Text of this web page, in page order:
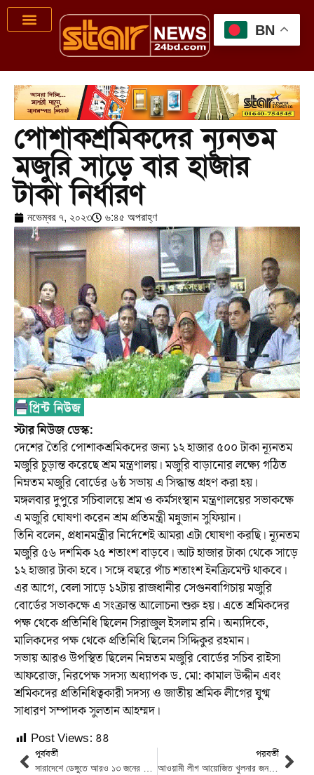
পোশাকশ্রমিকদের ন্যূনতম
মজুরি সাড়ে বার হাজার
টাকা নির্ধারণ
নভেম্বর ৭, ২০২৩ ৬:৪৫ অপরাহ্ণ
স্টার নিউজ ডেস্ক:
দেশের তৈরি পোশাকশ্রমিকদের জন্য ১২ হাজার ৫০০ টাকা ন্যূনতম
মজুরি চূড়ান্ত করেছে শ্রম মন্ত্রণালয়। মজুরি বাড়ানোর লক্ষ্যে গঠিত
নিম্নতম মজুরি বোর্ডের ৬ষ্ঠ সভায় এ সিদ্ধান্ত গ্রহণ করা হয়।
মঙ্গলবার দুপুরে সচিবালয়ে শ্রম ও কর্মসংস্থান মন্ত্রণালয়ের সভাকক্ষে
এ মজুরি ঘোষণা করেন শ্রম প্রতিমন্ত্রী মন্নুজান সুফিয়ান।
তিনি বলেন, প্রধানমন্ত্রীর নির্দেশেই আমরা এটা ঘোষণা করছি। ন্যূনতম
মজুরি ৫৬ দশমিক ২৫ শতাংশ বাড়বে। আট হাজার টাকা থেকে সাড়ে
১২ হাজার টাকা হবে। সঙ্গে বছরে পাঁচ শতাংশ ইনক্রিমেন্ট থাকবে।
এর আগে, বেলা সাড়ে ১২টায় রাজধানীর সেগুনবাগিচায় মজুরি
বোর্ডের সভাকক্ষে এ সংক্রান্ত আলোচনা শুরু হয়। এতে শ্রমিকদের
পক্ষ থেকে প্রতিনিধি ছিলেন সিরাজুল ইসলাম রনি। অন্যদিকে,
মালিকদের পক্ষ থেকে প্রতিনিধি ছিলেন সিদ্দিকুর রহমান।
সভায় আরও উপস্থিত ছিলেন নিম্নতম মজুরি বোর্ডের সচিব রাইসা
আফরোজ, নিরপেক্ষ সদস্য অধ্যাপক ড. মো: কামাল উদ্দীন এবং
শ্রমিকদের প্রতিনিধিত্বকারী সদস্য ও জাতীয় শ্রমিক লীগের যুগ্ম
সাধারণ সম্পাদক সুলতান আহম্মদ।
Post Views: ৪৪
পূর্ববর্তী
সারাদেশে ডেঙ্গুতে আরও ১৩ জনের মৃত্যু, হাসপাতালে ১৬৩৮
পরবর্তী
আওয়ামী লীগ আয়োজিত খুলনার জনসভায় প্রধানমন্ত্রী
BN